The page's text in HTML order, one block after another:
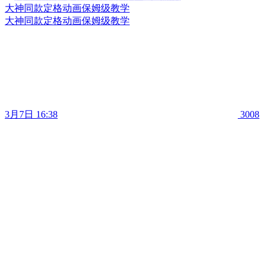
大神同款定格动画保姆级教学
大神同款定格动画保姆级教学
3月7日 16:38 3008